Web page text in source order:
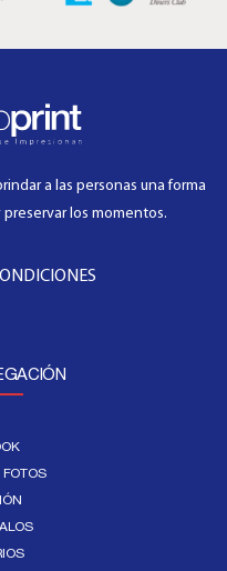
a las personas una forma
los momentos.
FOTOS